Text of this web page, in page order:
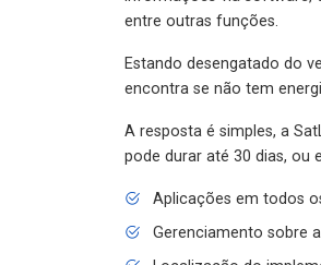
entre outras funções.
Estando desengatado do
encontra se não tem
A resposta é simples, a
pode durar até 30 dias,
Aplicações em todos
Gerenciamento sobre a
Localização do